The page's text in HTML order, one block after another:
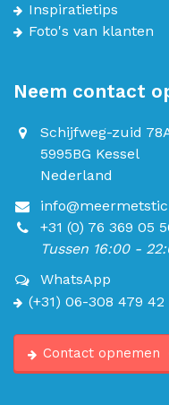
Inspiratietips
Foto's van klanten
Neem contact
Schijfweg-zuid
5995BG Kessel
Nederland
+31 (0) 76 369 05
Tussen 16:00 -
WhatsApp
(+31) 06-308 479 42
Contact opnemen